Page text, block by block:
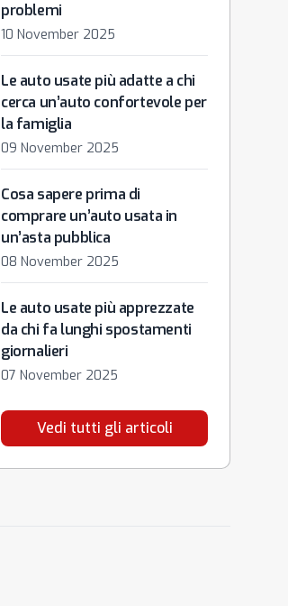
problemi
10 November 2025
Le auto usate più adatte a chi
cerca un’auto confortevole per
la famiglia
09 November 2025
Cosa sapere prima di
comprare un’auto usata in
un’asta pubblica
08 November 2025
Le auto usate più apprezzate
da chi fa lunghi spostamenti
giornalieri
07 November 2025
Vedi tutti gli articoli